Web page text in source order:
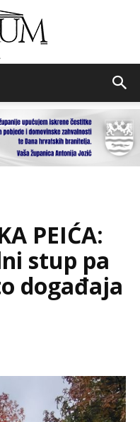
PEIĆA:
stup pa
događaja